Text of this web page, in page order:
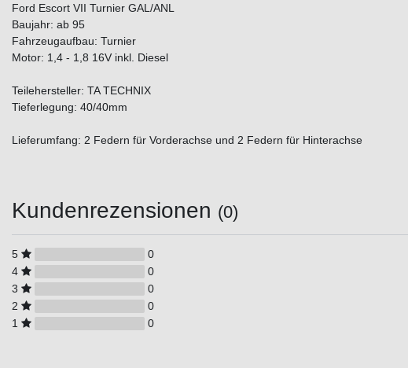
Ford Escort VII Turnier GAL/ANL
Baujahr: ab 95
Fahrzeugaufbau: Turnier
Motor: 1,4 - 1,8 16V inkl. Diesel
Teilehersteller: TA TECHNIX
Tieferlegung: 40/40mm
Lieferumfang: 2 Federn für Vorderachse und 2 Federn für Hinterachse
Kundenrezensionen (0)
5
0
4
0
3
0
2
0
1
0